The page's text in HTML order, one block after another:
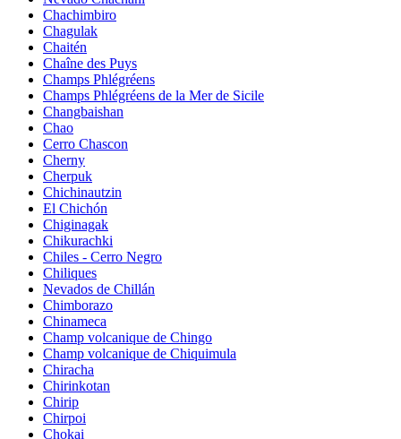
Chachimbiro
Chagulak
Chaitén
Chaîne des Puys
Champs Phlégréens
Champs Phlégréens de la Mer de Sicile
Changbaishan
Chao
Cerro Chascon
Cherny
Cherpuk
Chichinautzin
El Chichón
Chiginagak
Chikurachki
Chiles - Cerro Negro
Chiliques
Nevados de Chillán
Chimborazo
Chinameca
Champ volcanique de Chingo
Champ volcanique de Chiquimula
Chiracha
Chirinkotan
Chirip
Chirpoi
Chokai